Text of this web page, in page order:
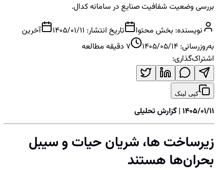
بررسی وضعیت شفافیت صنایع در سامانه کدال.
نویسنده: بخش محتوا تاریخ انتشار: 1405/01/11
آخرین
به‌روزرسانی: 1405/05/14
7 دقیقه مطالعه
اشتراک‌گذاری:
کپی لینک
1405/01/11 | گزارش تحلیلی
زیرساخت ها، شریان حیات و سیبل
بحران‌ها هستند